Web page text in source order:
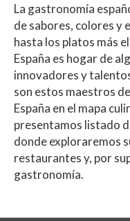
La gastronomía
de sabores, colores y
hasta los platos más
España es hogar de
innovadores y
son estos maestros
España en el mapa
presentamos listado
donde exploraremos
restaurantes y, por
gastronomía.